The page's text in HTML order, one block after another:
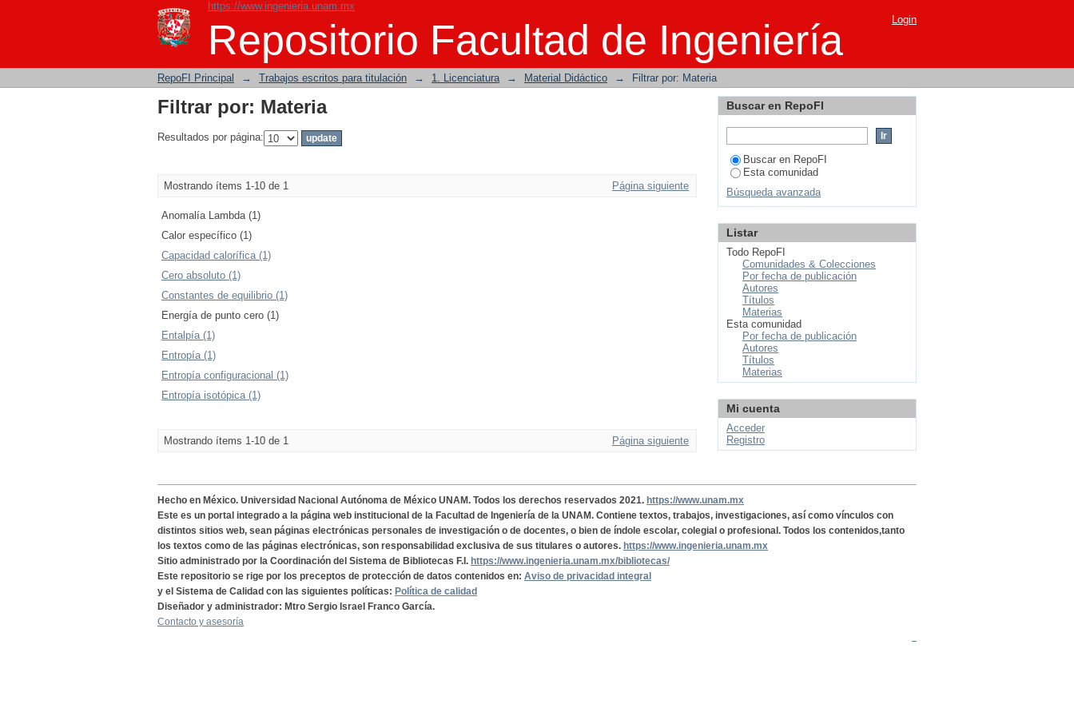
https://www.ingenieria.unam.mx
Repositorio Facultad de Ingeniería
Filtrar por: Materia Login
RepoFI Principal → Trabajos escritos para titulación → 1. Licenciatura → Material Didáctico → Filtrar por: Materia
Filtrar por: Materia
Resultados por página:
Mostrando ítems 1-10 de 1 Página siguiente
Anomalía Lambda (1)
Calor específico (1)
Capacidad calorífica (1)
Cero absoluto (1)
Constantes de equilibrio (1)
Energía de punto cero (1)
Entalpía (1)
Entropía (1)
Entropía configuracional (1)
Entropía isotópica (1)
Mostrando ítems 1-10 de 1 Página siguiente
Buscar en RepoFI
Buscar en RepoFI
Esta comunidad
Búsqueda avanzada
Listar
Todo RepoFI
Comunidades & Colecciones
Por fecha de publicación
Autores
Títulos
Materias
Esta comunidad
Por fecha de publicación
Autores
Títulos
Materias
Mi cuenta
Acceder
Registro
Hecho en México. Universidad Nacional Autónoma de México UNAM. Todos los derechos reservados 2021. https://www.unam.mx
Este es un portal integrado a la página web institucional de la Facultad de Ingeniería de la UNAM. Contiene textos, trabajos, investigaciones, así como vínculos con
distintos sitios web, sean páginas electrónicas personales de investigación o de docentes, o bien de índole escolar, colegial o profesional. Todos los contenidos,tanto
los textos como de las páginas electrónicas, son responsabilidad exclusiva de sus titulares o autores. https://www.ingenieria.unam.mx
Sitio administrado por la Coordinación del Sistema de Bibliotecas F.I. https://www.ingenieria.unam.mx/bibliotecas/
Este repositorio se rige por los preceptos de protección de datos contenidos en: Aviso de privacidad integral
y el Sistema de Calidad con las siguientes políticas: Política de calidad
Diseñador y administrador: Mtro Sergio Israel Franco García.
Contacto y asesoría